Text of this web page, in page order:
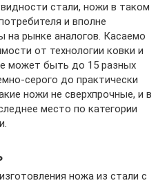
стали, ножи в таком
и вполне
на рынке аналогов. Касаемо
от технологии ковки и
может быть до 15 разных
серого до практически
ножи не сверхпрочные, и в
место по категории
ножа из стали с